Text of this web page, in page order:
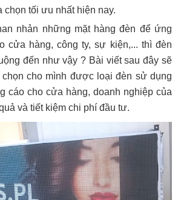
chọn tối ưu nhất hiện nay.
nhản những mặt hàng đèn để ứng
cửa hàng, công ty, sự kiện,... thì đèn
đến như vậy ? Bài viết sau đây sẽ
cho mình được loại đèn sử dụng
cáo cho cửa hàng, doanh nghiệp của
và tiết kiệm chi phí đầu tư.